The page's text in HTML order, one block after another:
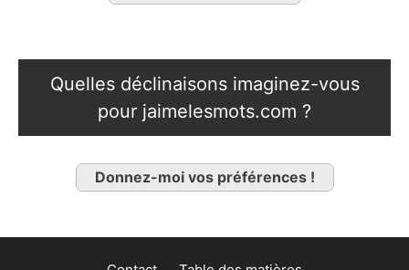
Quelles déclinaisons imaginez-vous
pour jaimelesmots.com ?
Donnez-moi vos préférences !